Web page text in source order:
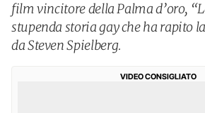
film vincitore della Palma d’oro,
stupenda storia gay che ha rapito
da Steven Spielberg.
VIDEO CONSIGLIATO